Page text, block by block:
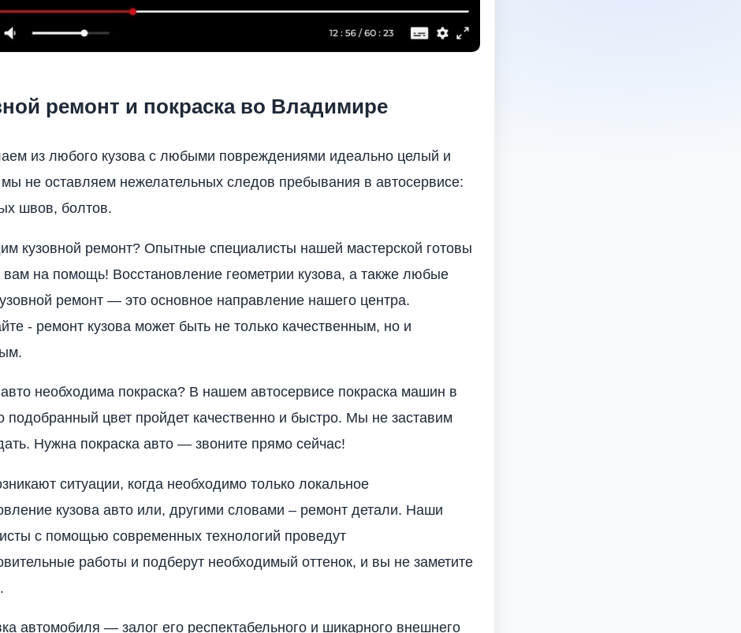
ремонт и покраска во Владимире
из любого кузова с любыми повреждениями идеально целый и
не оставляем нежелательных следов пребывания в автосервисе:
швов, болтов.
кузовной ремонт? Опытные специалисты нашей мастерской готовы
вам на помощь! Восстановление геометрии кузова, а также любые
ремонт — это основное направление нашего центра.
- ремонт кузова может быть не только качественным, но и
необходима покраска? В нашем автосервисе покраска машин в
подобранный цвет пройдет качественно и быстро. Мы не заставим
Нужна покраска авто — звоните прямо сейчас!
ситуации, когда необходимо только локальное
кузова авто или, другими словами – ремонт детали. Наши
с помощью современных технологий проведут
работы и подберут необходимый оттенок, и вы не заметите
автомобиля — залог его респектабельного и шикарного внешнего